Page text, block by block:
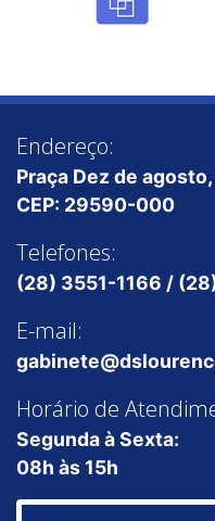
Endereço:
Praça Dez de
CEP: 29590-000
Telefones:
(28) 3551-1166 /
E-mail:
Horário de
Segunda à Sexta:
08h às 15h